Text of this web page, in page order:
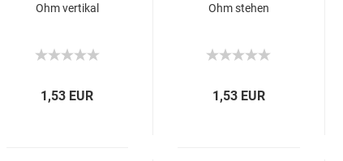
Ohm vertikal
1,53 EUR
Ohm stehen
1,53 EUR